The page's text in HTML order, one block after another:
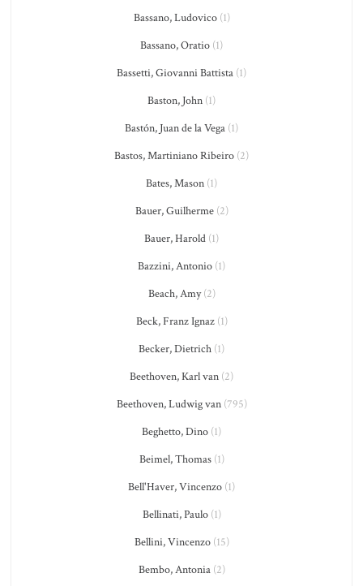
Bassano, Ludovico(1)
Bassano, Oratio (1)
Bassetti, Giovanni Battista (1)
Baston, John (1)
Bastón, Juan de la Vega (1)
Bastos, Martiniano Ribeiro (2)
Bates, Mason (1)
Bauer, Guilherme(2)
Bauer, Harold (1)
Bazzini, Antonio (1)
Beach, Amy(2)
Beck, Franz Ignaz(1)
Becker, Dietrich (1)
Beethoven, Karl van (2)
Beethoven, Ludwig van(795)
Beghetto, Dino (1)
Beimel, Thomas(1)
Bell'Haver, Vincenzo (1)
Bellinati, Paulo(1)
Bellini, Vincenzo(15)
Bembo, Antonia(2)